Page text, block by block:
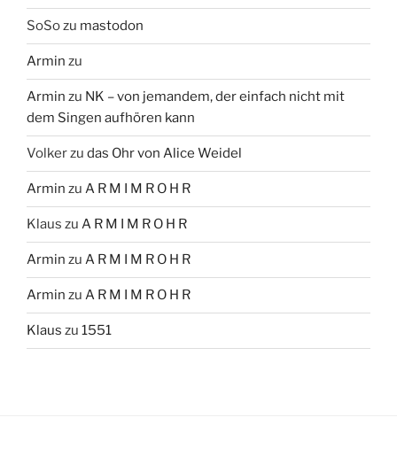
SoSozu mastodon
Armin zu
Armin zu NK – von jemandem, der einfach nicht mit
dem Singen aufhören kann
Volkerzu das Ohr von Alice Weidel
Armin zu A R M I M R O H R
Klaus zu A R M I M R O H R
Armin zu A R M I M R O H R
Armin zu A R M I M R O H R
Klaus zu 1551